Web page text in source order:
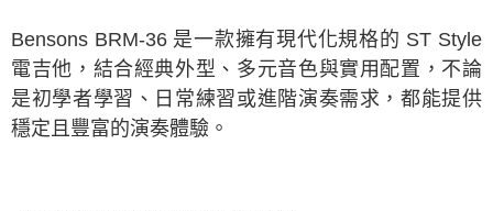
用戶於交易時，得透過本服務購買商品或服務，並由商店將買賣／分期付款
買賣價金債權讓與本公司後，依約使用本公司帳單繳交帳款。
2.基於同意付款使用「大哥付你分期」之契約關係目的，商店將以您的個人
資料（包含姓名、電話或地址）提供予台灣大哥大進項蒐集、處理及利用，
由本公司與您本人進行分期帳單所需資料之確認、核對及更正。
3.完整用戶服務條款，請詳閱以下連結：
Bensons BRM-36 是一款擁有現代化規格的 ST Style
電吉他，結合經典外型、多元音色與實用配置，不論
是初學者學習、日常練習或進階演奏需求，都能提供
穩定且豐富的演奏體驗。